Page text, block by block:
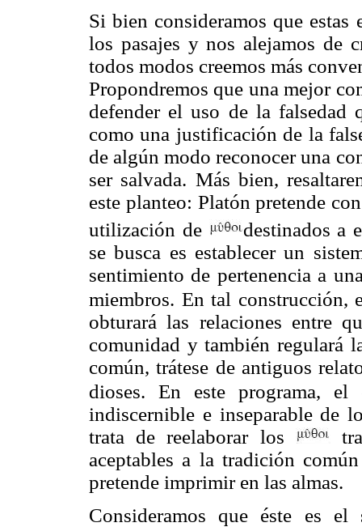
Si bien consideramos que estas
los pasajes y nos alejamos de
todos modos creemos más
Propondremos que una mejor
defender el uso de la
como una justificación de la
de algún modo reconocer una
ser salvada. Más bien,
este planteo: Platón pretende
utilización de
destinados a
se busca es establecer un
sentimiento de pertenencia a
miembros. En tal construcción,
obturará las relaciones entre
comunidad y también regulará
común, trátese de antiguos
dioses. En este programa, el
indiscernible e inseparable de
trata de reelaborar los
aceptables a la tradición
pretende imprimir en las almas.
Consideramos que éste es